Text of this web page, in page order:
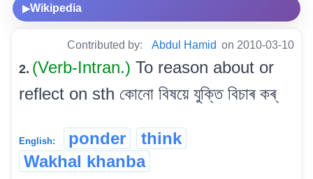
▶Wikipedia
Contributed by: Abdul Hamid on 2010-03-10
2. (Verb-Intran.) To reason about or
reflect on sth কোনো বিষয়ে যুক্তি বিচাৰ কৰ্
English: ponder
think
Wakhal khanba